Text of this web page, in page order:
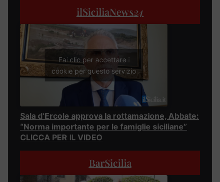
ilSiciliaNews24
Fai clic per accettare i
cookie per questo servizio
Sala d’Ercole approva la rottamazione, Abbate:
“Norma importante per le famiglie siciliane”
CLICCA PER IL VIDEO
BarSicilia